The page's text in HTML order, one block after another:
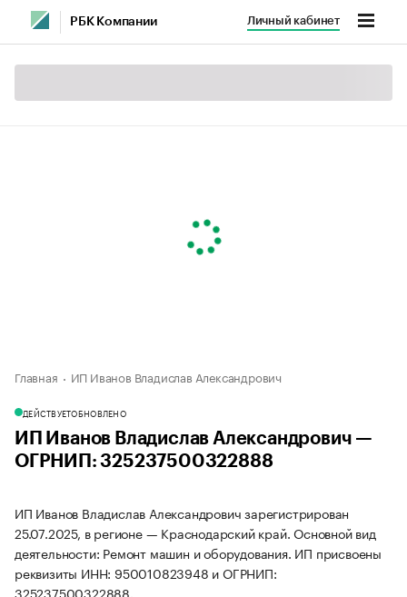
РБК Компании Личный кабинет
Главная ИП Иванов Владислав Александрович
ДЕЙСТВУЕТОБНОВЛЕНО
ИП Иванов Владислав Александрович —
ОГРНИП: 325237500322888
ИП Иванов Владислав Александрович зарегистрирован
25.07.2025, в регионе — Краснодарский край. Основной вид
деятельности: Ремонт машин и оборудования. ИП присвоены
реквизиты ИНН: 950010823948 и ОГРНИП:
325237500322888.